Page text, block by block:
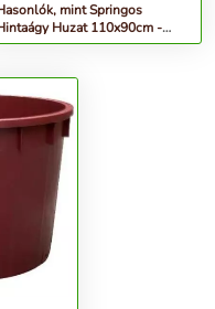
mint Springos
Huzat 110x90cm -